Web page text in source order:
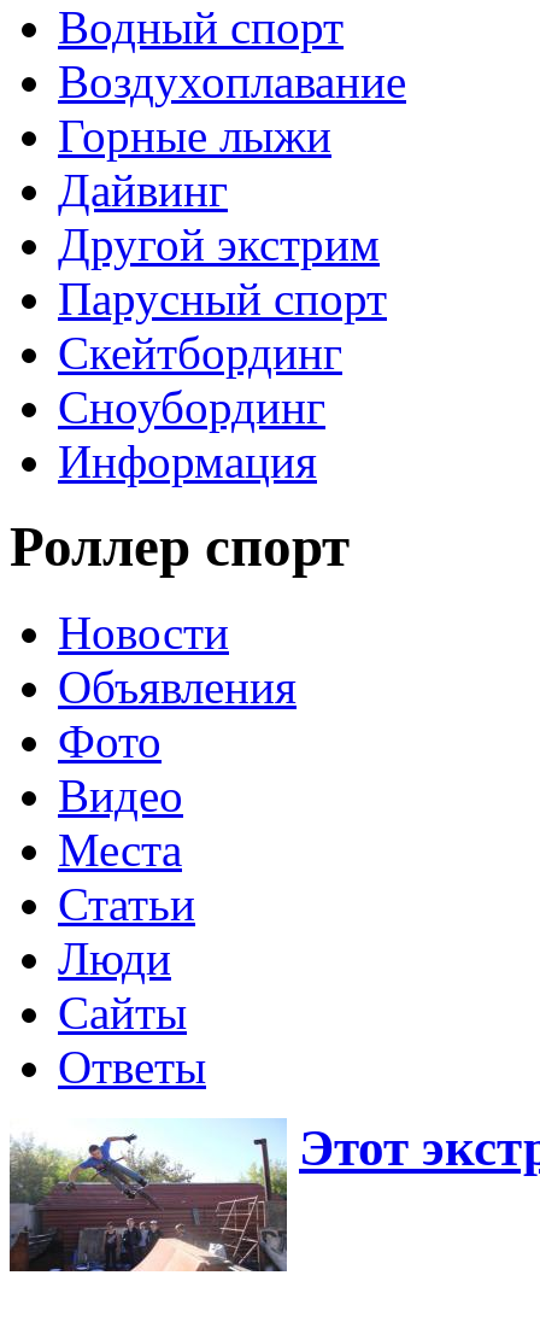
Водный спорт
Воздухоплавание
Горные лыжи
Дайвинг
Другой экстрим
Парусный спорт
Скейтбординг
Сноубординг
Информация
Роллер спорт
Новости
Объявления
Фото
Видео
Места
Статьи
Люди
Сайты
Ответы
Этот